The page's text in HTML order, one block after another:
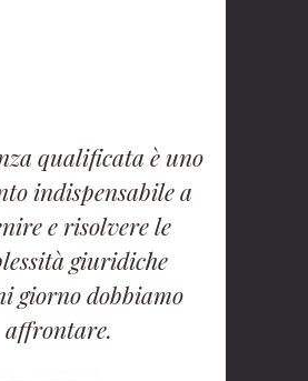
qualificata è uno
indispensabile a
e risolvere le
giuridiche
giorno dobbiamo
affrontare.